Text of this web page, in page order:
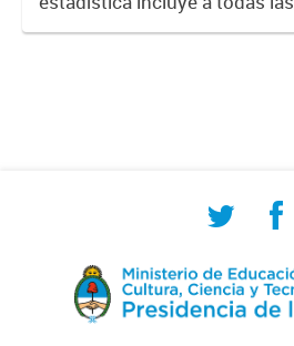
personas involucradas